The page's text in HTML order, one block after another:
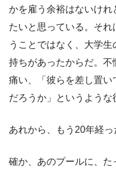
かを雇う余裕はないけれ
たいと思っている。そ
うことではなく、大学
持ちがあったからだ。
痛い、「彼らを差し置
だろうか」というような
あれから、もう20年経っ
確か、あのプールに、